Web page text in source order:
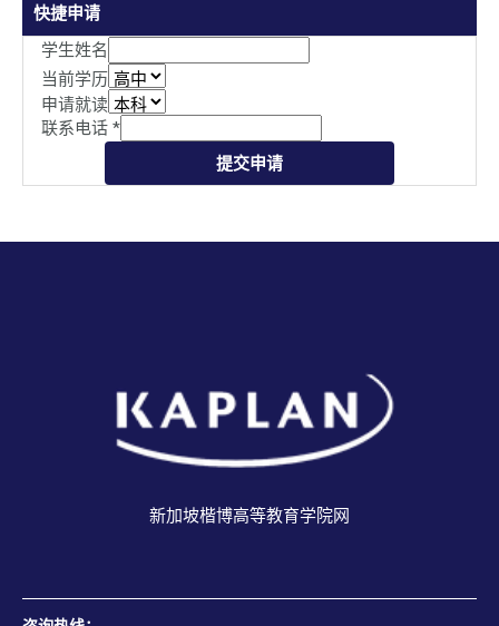
快捷申请
学生姓名
当前学历
申请就读
联系电话 *
提交申请
新加坡楷博高等教育学院网